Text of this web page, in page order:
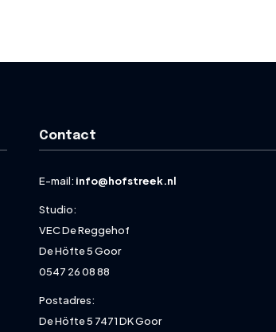
Contact
E-mail: info@hofstreek.nl
Studio:
VEC De Reggehof
De Höfte 5 Goor
0547 26 08 88
Postadres:
De Höfte 5 7471 DK Goor